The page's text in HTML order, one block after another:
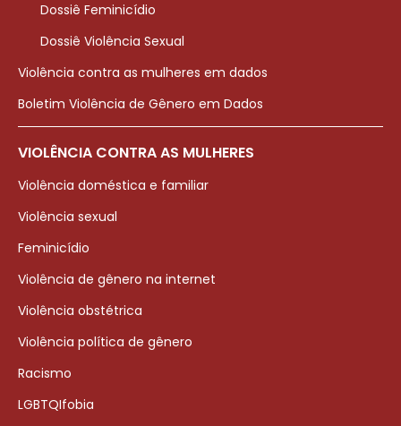
Dossiê Feminicídio
Dossiê Violência Sexual
Violência contra as mulheres em dados
Boletim Violência de Gênero em Dados
VIOLÊNCIA CONTRA AS MULHERES
Violência doméstica e familiar
Violência sexual
Feminicídio
Violência de gênero na internet
Violência obstétrica
Violência política de gênero
Racismo
LGBTQIfobia